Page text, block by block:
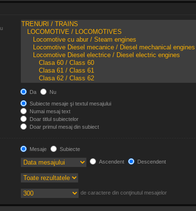
Da
Nu
Subiecte mesaje şi textul mesajului
Numai mesaj text
Doar titlul subiectelor
Doar primul mesaj din subiect
Mesaje
Subiecte
Ascendent Descendent
de caractere din conţinutul mesajelor